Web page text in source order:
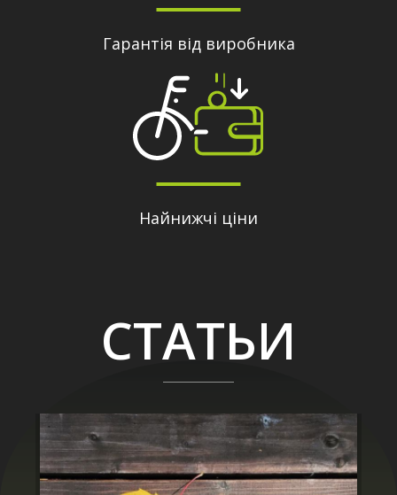
Гарантія від виробника
Найнижчі ціни
СТАТЬИ